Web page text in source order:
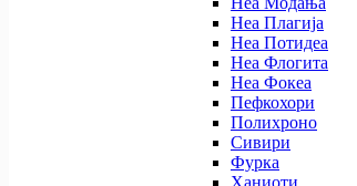
Неа Плагија
Неа Потидеа
Неа Флогита
Неа Фокеа
Пефкохори
Полихроно
Сивири
Фурка
Ханиоти